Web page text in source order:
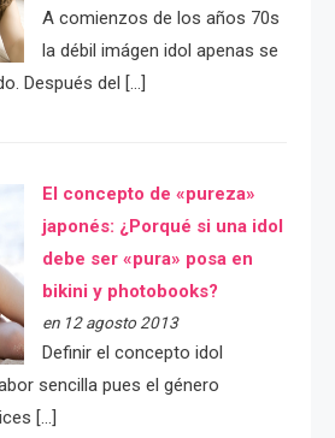
A comienzos de los años 70s
la débil imágen idol apenas se
Después del […]
El concepto de «pureza»
japonés: ¿Porqué si una idol
debe ser «pura» posa en
bikini y photobooks?
en 12 agosto 2013
Definir el concepto idol
sencilla pues el género
[…]